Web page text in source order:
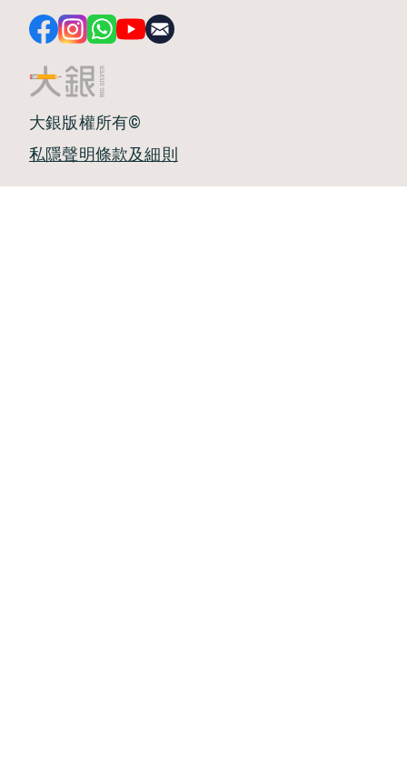
大銀版權所有©
私隱聲明條款及細則